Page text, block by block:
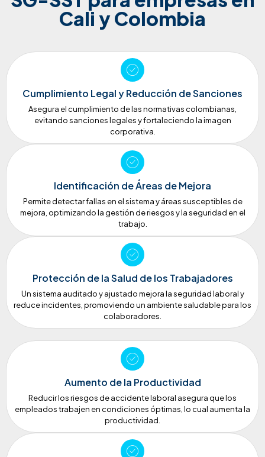
Cali y Colombia
Cumplimiento Legal y Reducción de Sanciones
Asegura el cumplimiento de las normativas colombianas,
evitando sanciones legales y fortaleciendo la imagen
corporativa.
Identificación de Áreas de Mejora
Permite detectar fallas en el sistema y áreas susceptibles de
mejora, optimizando la gestión de riesgos y la seguridad en el
trabajo.
Protección de la Salud de los Trabajadores
Un sistema auditado y ajustado mejora la seguridad laboral y
reduce incidentes, promoviendo un ambiente saludable para los
colaboradores.
Aumento de la Productividad
Reducir los riesgos de accidente laboral asegura que los
empleados trabajen en condiciones óptimas, lo cual aumenta la
productividad.